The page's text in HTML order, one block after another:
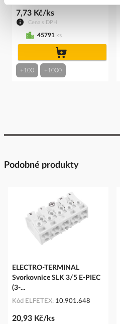
Cena s DPH
7,73 Kč/ks
45791 ks
+100 +1000
Podobné produkty
ELECTRO-TERMINAL
Svorkovnice SLK 3/5 E-PIEC
(3-...
Kód ELFETEX 10.901.648
20,93 Kč/ks